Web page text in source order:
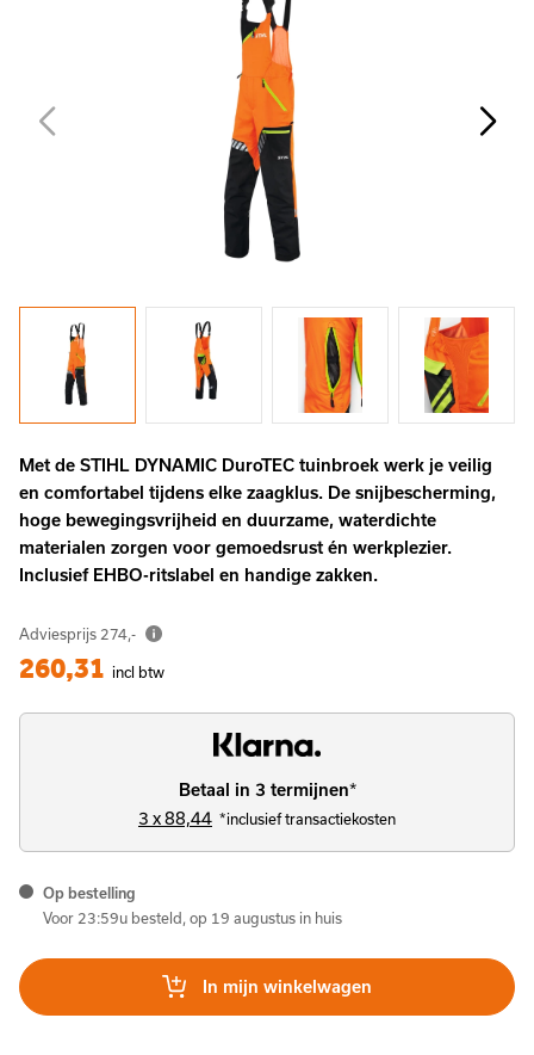
Met de STIHL DYNAMIC DuroTEC tuinbroek werk je veilig
en comfortabel tijdens elke zaagklus. De snijbescherming,
hoge bewegingsvrijheid en duurzame, waterdichte
materialen zorgen voor gemoedsrust én werkplezier.
Inclusief EHBO-ritslabel en handige zakken.
Adviesprijs 274,-
260,31 incl btw
Betaal in 3 termijnen*
3 x 88,44 *inclusief transactiekosten
Op bestelling
Voor 23:59u besteld, op 19 augustus in huis
In mijn winkelwagen